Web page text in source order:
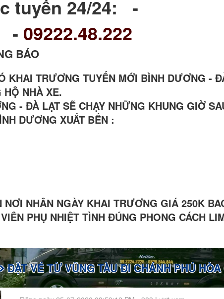
tuyến 24/24: -
- 09222.48.222
KHAI TRƯƠNG TUYẾN MỚI BÌNH DƯƠNG -
HỘ NHÀ XE.
- ĐÀ LẠT SẼ CHẠY NHỮNG KHUNG GIỜ
DƯƠNG XUẤT BẾN :
NHÂN NGÀY KHAI TRƯƠNG GIÁ 250K
PHỤ NHIỆT TÌNH ĐÚNG PHONG CÁCH
ĐẶT VÉ TỪ VŨNG TÀU ĐI CHÁNH PHÚ